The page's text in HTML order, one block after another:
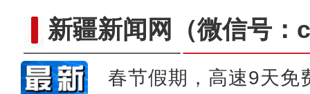
新疆新闻网 （微信号
春节假期，高速9天免